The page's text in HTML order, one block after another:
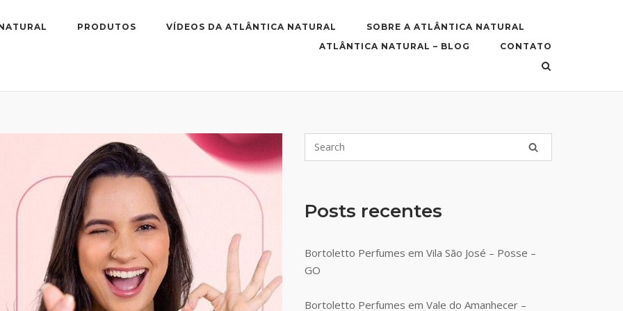
PRODUTOS VÍDEOS DA ATLÂNTICA NATURAL
SOBRE A ATLÂNTICA NATURAL
ATLÂNTICA NATURAL – BLOG
CONTATO
Posts recentes
Bortoletto Perfumes em Vila São José – Posse –
GO
Bortoletto Perfumes em Vale do Amanhecer –